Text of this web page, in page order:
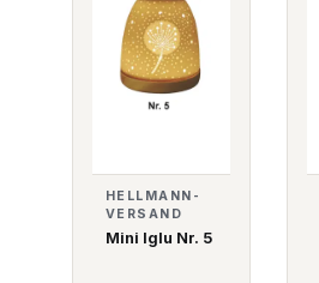
HELLMANN-
VERSAND
Mini Iglu Nr. 5